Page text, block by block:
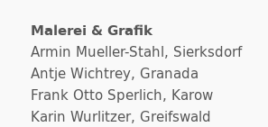
Malerei & Grafik
Armin Mueller-Stahl, Sierksdorf
Antje Wichtrey, Granada
Frank Otto Sperlich, Karow
Karin Wurlitzer, Greifswald